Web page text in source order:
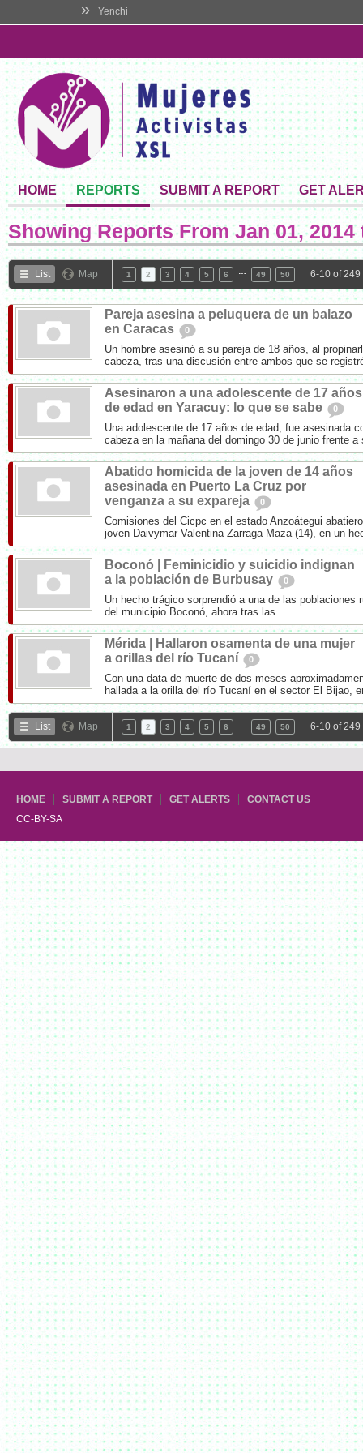
» Yenchi
HOME REPORTS SUBMIT A REPORT GET
Showing Reports FromJan 01, 2014
List Map 1 2 3 4 5 6 49 50 6-10 of 249
Pareja asesina a peluquera de un balazo
en Caracas
0
Un hombre asesinó a su pareja de 18 años, al
cabeza, tras una discusión entre ambos que se
Asesinaron a una adolescente de 17 años
de edad en Yaracuy: lo que se sabe
0
Una adolescente de 17 años de edad, fue asesinada
cabeza en la mañana del domingo 30 de junio frente a
Abatido homicida de la joven de 14 años
asesinada en Puerto La Cruz por
venganza a su expareja
0
Comisiones del Cicpc en el estado Anzoátegui
joven Daivymar Valentina Zarraga Maza (14), en un
Boconó | Feminicidio y suicidio indignan
a la población de Burbusay
0
Un hecho trágico sorprendió a una de las poblaciones
del municipio Boconó, ahora tras las...
Mérida | Hallaron osamenta de una mujer
a orillas del río Tucaní
0
Con una data de muerte de dos meses
hallada a la orilla del río Tucaní en el sector El Bijao,
List Map 1 2 3 4 5 6 49 50 6-10 of 249
HOME SUBMIT A REPORT GET ALERTS
CONTACT US
CC-BY-SA